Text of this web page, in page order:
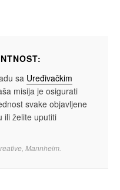
sa Uređivačkim
misija je osigurati
svake objavljene
ili želite uputiti
Mannheim.